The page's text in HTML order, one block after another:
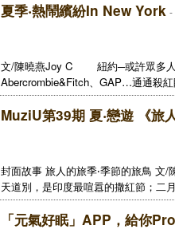
夏季‧熱鬧繽紛In New York -
文/陳曉燕Joy C 紐約─或許眾多人
Abercrombie&Fitch、GAP…通通殺
MuziU第39期 夏‧戀遊 《旅
封面故事 旅人的旅季‧季節的旅鳥
天道別，是印度最喧囂的撒紅節；
「元氣好眠」APP，給你